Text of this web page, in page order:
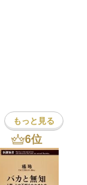
もっと見る
6位